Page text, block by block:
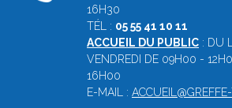
16H30
TÉL : 05 55 41 10 11
ACCUEIL DU PUBLIC : DU
VENDREDI DE 09H00 -
16H00
E-MAIL :